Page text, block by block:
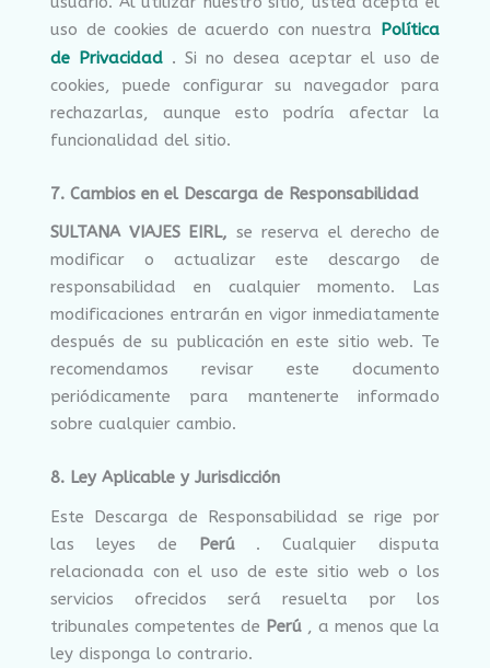
uso de cookies de acuerdo con nuestra Política
de Privacidad . Si no desea aceptar el uso de
cookies, puede configurar su navegador para
rechazarlas, aunque esto podría afectar la
funcionalidad del sitio.
7. Cambios en el Descarga de Responsabilidad
SULTANA VIAJES EIRL,se reserva el derecho de
modificar o actualizar este descargo de
responsabilidad en cualquier momento. Las
modificaciones entrarán en vigor inmediatamente
después de su publicación en este sitio web. Te
recomendamos revisar este documento
periódicamente para mantenerte informado
sobre cualquier cambio.
8. Ley Aplicable y Jurisdicción
Este Descarga de Responsabilidad se rige por
las leyes de
Perú. Cualquier disputa
relacionada con el uso de este sitio web o los
servicios ofrecidos será resuelta por los
tribunales competentes de Perú , a menos que la
ley disponga lo contrario.